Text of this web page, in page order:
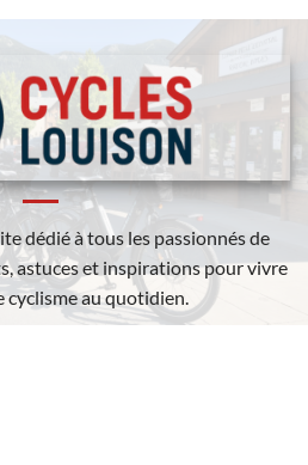
dédié à tous les passionnés de
astuces et inspirations pour vivre
cyclisme au quotidien.